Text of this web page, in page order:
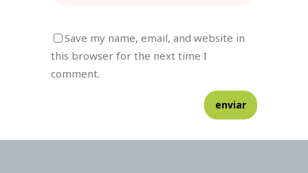
Save my name, email, and website in
this browser for the next time I
comment.